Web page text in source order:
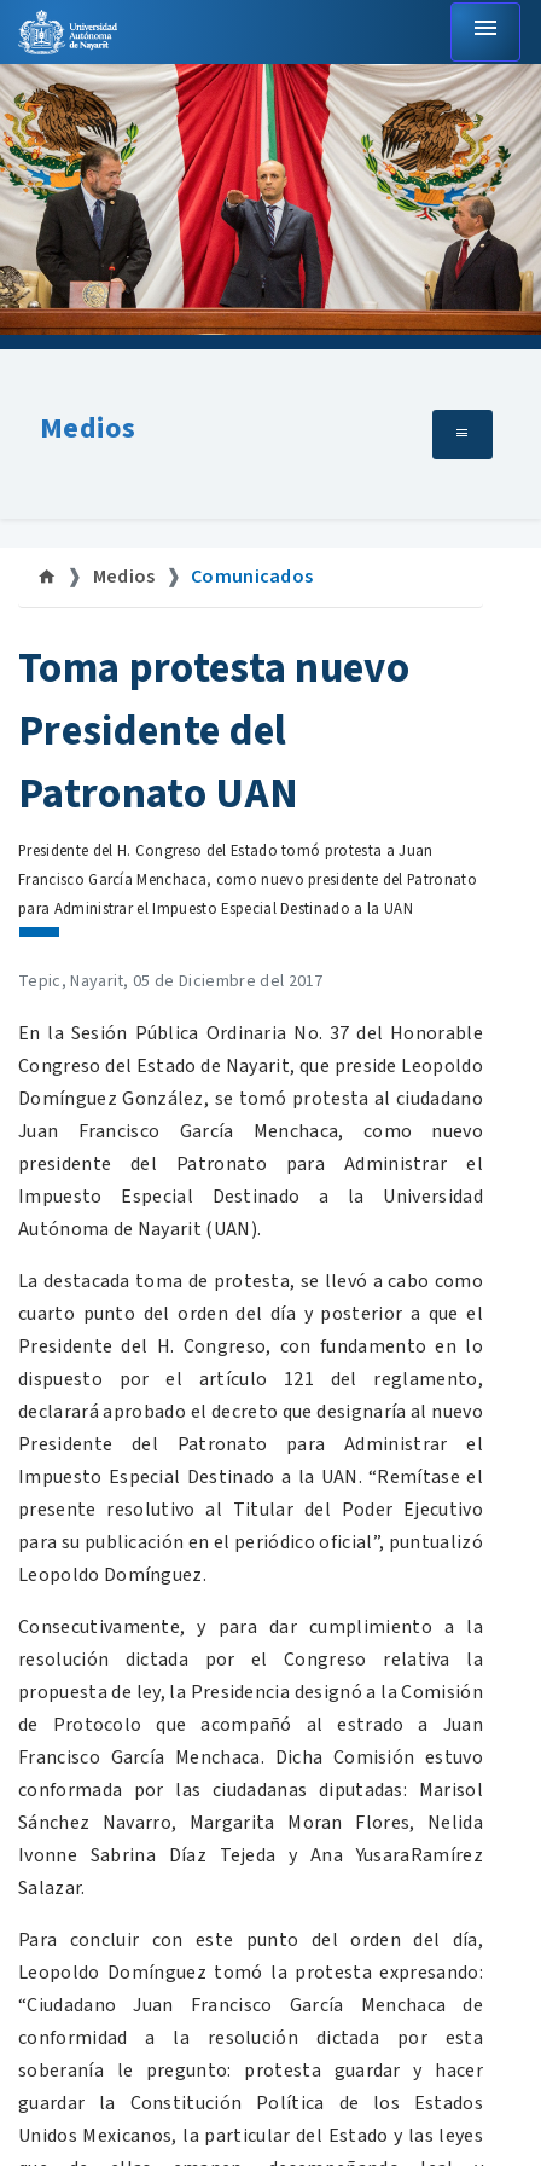
menu
Medios
Medios Comunicados
Toma protesta nuevo
Presidente del
Patronato UAN
Presidente del H. Congreso del Estado tomó protesta a Juan
Francisco García Menchaca, como nuevo presidente del Patronato
para Administrar el Impuesto Especial Destinado a la UAN
Tepic, Nayarit, 05 de Diciembre del 2017
En la Sesión Pública Ordinaria No. 37 del Honorable
Congreso del Estado de Nayarit, que preside Leopoldo
Domínguez González, se tomó protesta al ciudadano
Juan Francisco García Menchaca, como nuevo
presidente del Patronato para Administrar el
Impuesto Especial Destinado a la Universidad
Autónoma de Nayarit (UAN).
La destacada toma de protesta, se llevó a cabo como
cuarto punto del orden del día y posterior a que el
Presidente del H. Congreso, con fundamento en lo
dispuesto por el artículo 121 del reglamento,
declarará aprobado el decreto que designaría al nuevo
Presidente del Patronato para Administrar el
Impuesto Especial Destinado a la UAN. “Remítase el
presente resolutivo al Titular del Poder Ejecutivo
para su publicación en el periódico oficial”, puntualizó
Leopoldo Domínguez.
Consecutivamente, y para dar cumplimiento a la
resolución dictada por el Congreso relativa la
propuesta de ley, la Presidencia designó a la Comisión
de Protocolo que acompañó al estrado a Juan
Francisco García Menchaca. Dicha Comisión estuvo
conformada por las ciudadanas diputadas: Marisol
Sánchez Navarro, Margarita Moran Flores, Nelida
Ivonne Sabrina Díaz Tejeda y Ana YusaraRamírez
Salazar.
Para concluir con este punto del orden del día,
Leopoldo Domínguez tomó la protesta expresando:
“Ciudadano Juan Francisco García Menchaca de
conformidad a la resolución dictada por esta
soberanía le pregunto: protesta guardar y hacer
guardar la Constitución Política de los Estados
Unidos Mexicanos, la particular del Estado y las leyes